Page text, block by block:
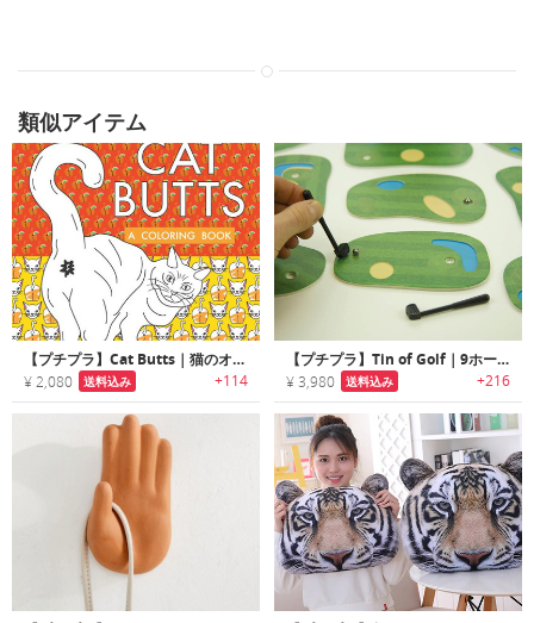
類似アイテム
【プチプラ】Cat Butts｜猫のオシリがテーマのカラーリングブック
¥ 2,080 送料込み +114
【プチプラ】Tin of Golf｜9ホールコースを楽しめるミニチュアサイズのゴルフコース
¥ 3,980 送料込み +216